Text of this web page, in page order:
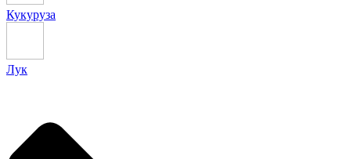
Кукуруза
Лук